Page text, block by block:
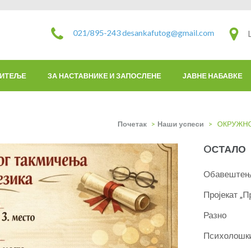
021/895-243desankafutog@gmail.com
ЗА НАСТАВНИКЕ И ЗАПОСЛЕНЕ ЈАВНЕ НАБАВКЕ
Почетак > Наши успеси >
OСТАЛО
Пројекат
Разно